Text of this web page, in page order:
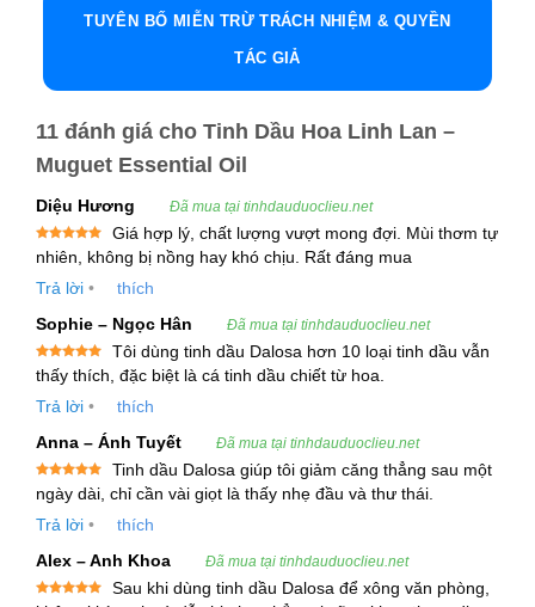
các dòng sản phẩm nước hoa cao cấp, các công
thức mỹ phẩm hướng đến sự sang trọng, thanh
Không chỉ dừng lại ở giá trị hương thơm, tinh dầu
Linh Lan còn được đánh giá cao về
liệu và hỗ trợ sức khỏe tinh thần. Nhờ đặc tính tự
nhiên, dễ phối hợp và phù hợp với đa mục đích
thức mỹ phẩm, hương liệu và chăm sóc sức khỏe
hiện đại.
Tên tiếng Việt:Tinh dầu Hoa Linh Lan
Tên gọi khác:
Tên tiếng Anh: Muguet Essential Oil
TUYÊN BỐ MIỄN TRỪ TRÁCH NHIỆM & QUYỀN
TÁC GIẢ
11 đánh giá cho Tinh Dầu Hoa Linh Lan –
Muguet Essential Oil
Diệu Hương Đã mua tại tinhdauduoclieu.net
Được xếp
hạng55
Giá hợp lý, chất lượng vượt mong đợi. Mùi thơm tự
nhiên, không bị nồng hay khó chịu. Rất đáng mua
Trả lời •
thích
Sophie – Ngọc Hân
Đã mua tại tinhdauduoclieu.net
Được xếp
hạng 55
Tôi dùng tinh dầu Dalosa hơn 10 loại tinh dầu vẫn
thấy thích, đặc biệt là cá tinh dầu chiết từ hoa.
Trả lời •
thích
Anna – Ánh Tuyết
Đã mua tại tinhdauduoclieu.net
Được xếp
hạng5 5
Tinh dầu Dalosa giúp tôi giảm căng thẳng sau một
ngày dài, chỉ cần vài giọt là thấy nhẹ đầu và thư thái.
Trả lời •
thích
Alex – Anh Khoa
Đã mua tại tinhdauduoclieu.net
Sau khi dùng tinh dầu Dalosa để xông văn phòng,